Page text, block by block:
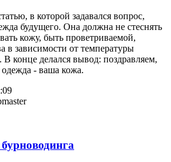
в которой задавался вопрос,
будущего. Она должна не стеснять
кожу, быть проветриваемой,
в зависимости от температуры
конце делался вывод: поздравляем,
одежда - ваша кожа.